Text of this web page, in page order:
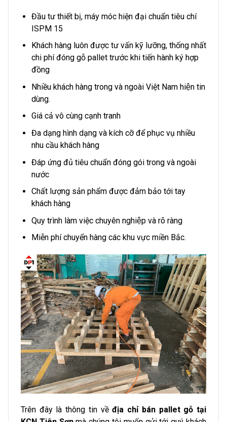
Đầu tư thiết bị, máy móc hiện đại chuẩn tiêu chí
ISPM 15
Khách hàng luôn được tư vấn kỹ lưỡng, thống nhất
chi phí đóng gỗ pallet trước khi tiến hành ký hợp
đồng
Nhiều khách hàng trong và ngoài Việt Nam hiện tin
dùng.
Giá cả vô cùng cạnh tranh
Đa dạng hình dạng và kích cỡ để phục vụ nhiều
nhu cầu khách hàng
Đáp ứng đủ tiêu chuẩn đóng gói trong và ngoài
nước
Chất lượng sản phẩm được đảm bảo tới tay
khách hàng
Quy trình làm việc chuyên nghiệp và rõ ràng
Miễn phí chuyển hàng các khu vực miền Bắc.
Trên đây là thông tin vềđịa chỉ bán pallet gỗ tại